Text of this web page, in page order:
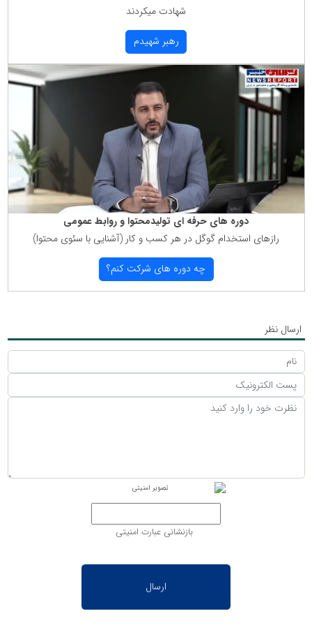
شهادت میكردند
رهبر شهیدم
دوره های حرفه ای تولیدمحتوا و روابط عمومی
رازهای استخدام گوگل در هر كسب و كار (آشنایی با سئوی محتوا)
چه دوره های شركت كنم؟
ارسال نظر
بازنشانی عبارت امنیتی